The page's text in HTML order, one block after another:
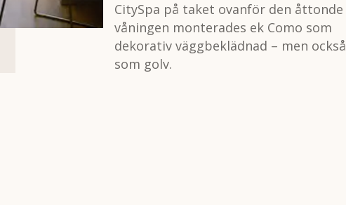
CitySpa på taket ovanför den åttonde
våningen monterades ek Como som
dekorativ väggbeklädnad – men också
som golv.